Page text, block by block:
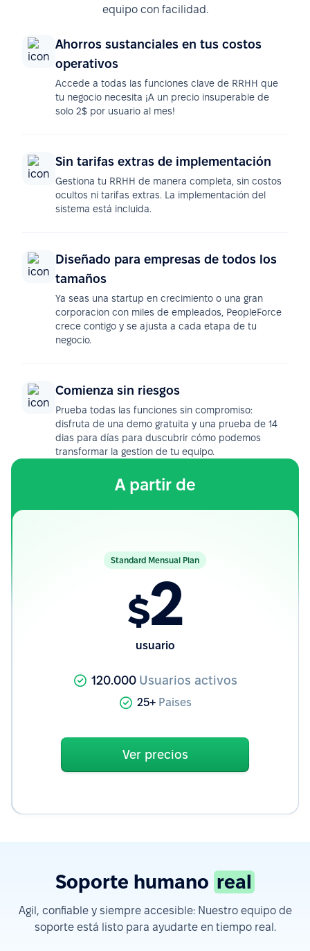
equipo con facilidad.
Ahorros sustanciales en tus costos
operativos
Accede a todas las funciones clave de RRHH que
tu negocio necesita ¡A un precio insuperable de
solo 2$ por usuario al mes!
Sin tarifas extras de implementación
Gestiona tu RRHH de manera completa, sin costos
ocultos ni tarifas extras. La implementación del
sistema está incluida.
Diseñado para empresas de todos los
tamaños
Ya seas una startup en crecimiento o una gran
corporacion con miles de empleados, PeopleForce
crece contigo y se ajusta a cada etapa de tu
negocio.
Comienza sin riesgos
Prueba todas las funciones sin compromiso:
disfruta de una demo gratuita y una prueba de 14
dias para días para duscubrir cómo podemos
transformar la gestion de tu equipo.
A partir de
Standard Mensual Plan
$2
usuario
120.000 Usuarios activos
25+ Paises
Ver precios
Soporte humano real
Agil, confiable y siempre accesible: Nuestro equipo de
soporte está listo para ayudarte en tiempo real.